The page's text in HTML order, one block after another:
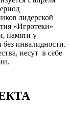
лидерской
«Игротеки»
памяти у
инвалидности.
несут в себе